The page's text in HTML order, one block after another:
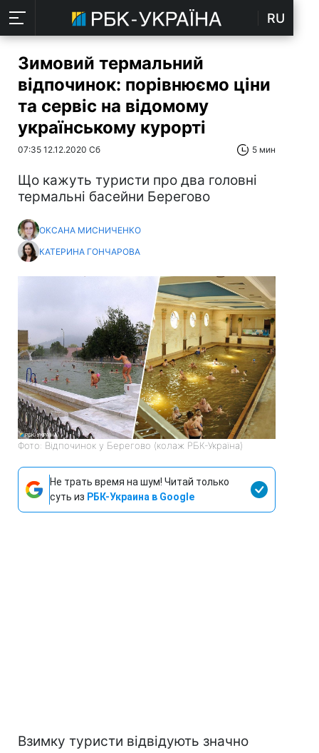
RU
Зимовий термальний
відпочинок: порівнюємо ціни
та сервіс на відомому
українському курорті
07:35 12.12.2020 Сб 5 мин
Що кажуть туристи про два головні
термальні басейни Берегово
ОКСАНА МИСНИЧЕНКО
КАТЕРИНА ГОНЧАРОВА
Фото: Відпочинок у Берегово (колаж РБК-Україна)
Не трать время на шум! Читай только
суть из РБК-Украина в Google
Взимку туристи відвідують значно